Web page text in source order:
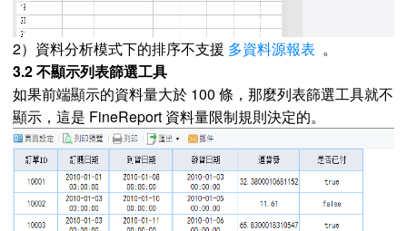
2）資料分析模式下的排序不支援 多資料源報表 。
3.2 不顯示列表篩選工具
如果前端顯示的資料量大於 100 條，那麼列表篩選工具就不
顯示，這是 FineReport 資料量限制規則決定的。